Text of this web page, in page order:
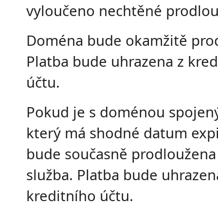
vyloučeno nechtěné
Doména bude okamžitě
Platba bude uhrazena z
účtu.
Pokud je s doménou
který má shodné datum
bude současně
služba. Platba bude
kreditního účtu.